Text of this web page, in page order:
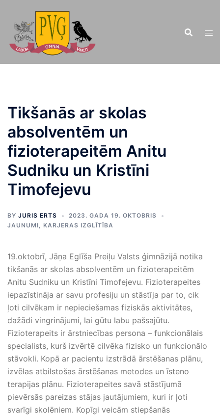
saturu
Tikšanās ar skolas
absolventēm un
fizioterapeitēm Anitu
Sudniku un Kristīni
Timofejevu
BY JURIS ERTS
2023. GADA 19. OKTOBRIS
JAUNUMI, KARJERAS IZGLĪTĪBA
19.oktobrī, Jāņa Eglīša Preiļu Valsts ģimnāzijā notika
tikšanās ar skolas absolventēm un fizioterapeitēm
Anitu Sudniku un Kristīni Timofejevu. Fizioterapeites
iepazīstināja ar savu profesiju un stāstīja par to, cik
ļoti cilvēkam ir nepieciešamas fiziskās aktivitātes,
dažādi vingrinājumi, lai gūtu labu pašsajūtu.
Fizioterapeits ir ārstniecības persona – funkcionālais
specialists, kurš izvērtē cilvēka fizisko un funkcionālo
stāvokli. Kopā ar pacientu izstrādā ārstēšanas plānu,
izvēlas atbilstošas ārstēšanas metodes un īsteno
terapijas plānu. Fizioterapeites savā stāstījumā
pievērsās pareizas stājas jautājumiem, kuri ir ļoti
svarīgi skolēniem. Kopīgi veicām stiepšanās